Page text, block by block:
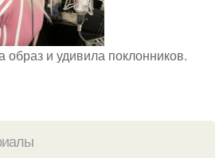
образ и удивила поклонников.